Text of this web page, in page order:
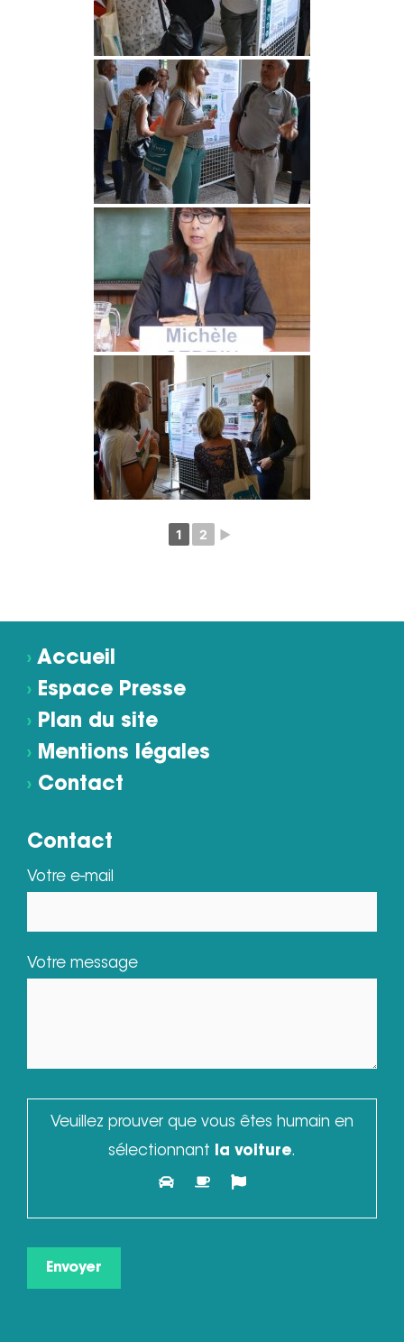
1 2 ►
› Accueil
› Espace Presse
› Plan du site
› Mentions légales
› Contact
Contact
Votre e-mail
Votre message
Veuillez prouver que vous êtes humain en
sélectionnant la voiture.